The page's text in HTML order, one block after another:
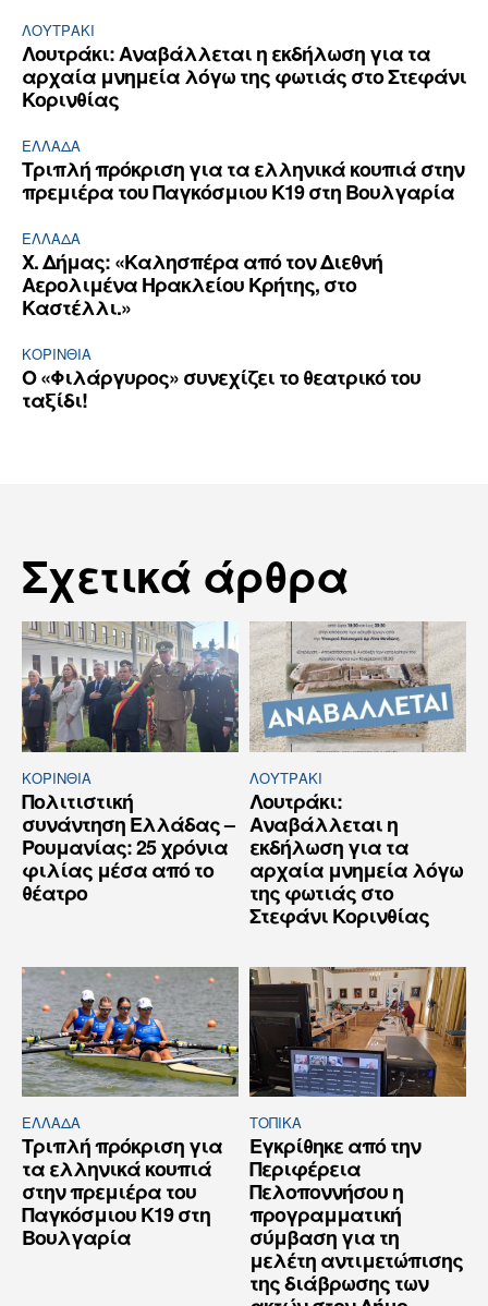
ΛΟΥΤΡΆΚΙ
Λουτράκι: Αναβάλλεται η εκδήλωση για τα
αρχαία μνημεία λόγω της φωτιάς στο Στεφάνι
Κορινθίας
ΕΛΛΆΔΑ
Τριπλή πρόκριση για τα ελληνικά κουπιά στην
πρεμιέρα του Παγκόσμιου Κ19 στη Βουλγαρία
ΕΛΛΆΔΑ
Χ. Δήμας: «Καλησπέρα από τον Διεθνή
Αερολιμένα Ηρακλείου Κρήτης, στο
Καστέλλι.»
ΚΟΡΙΝΘΊΑ
Ο «Φιλάργυρος» συνεχίζει το θεατρικό του
ταξίδι!
Σχετικά άρθρα
ΚΟΡΙΝΘΊΑ
Πολιτιστική
συνάντηση Ελλάδας –
Ρουμανίας: 25 χρόνια
φιλίας μέσα από το
θέατρο
ΛΟΥΤΡΆΚΙ
Λουτράκι:
Αναβάλλεται η
εκδήλωση για τα
αρχαία μνημεία λόγω
της φωτιάς στο
Στεφάνι Κορινθίας
ΕΛΛΆΔΑ
Τριπλή πρόκριση για
τα ελληνικά κουπιά
στην πρεμιέρα του
Παγκόσμιου Κ19 στη
Βουλγαρία
ΤΟΠΙΚΑ
Εγκρίθηκε από την
Περιφέρεια
Πελοποννήσου η
προγραμματική
σύμβαση για τη
μελέτη αντιμετώπισης
της διάβρωσης των